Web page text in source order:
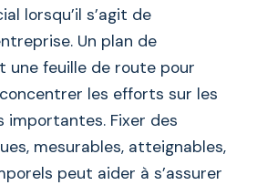
lorsqu’il s’agit de
Un plan de
une feuille de route pour
les efforts sur les
importantes. Fixer des
mesurables, atteignables,
peut aider à s’assurer